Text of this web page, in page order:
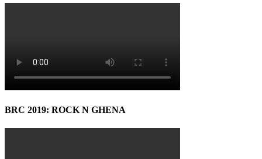
BRC 2019: ROCK N GHENA